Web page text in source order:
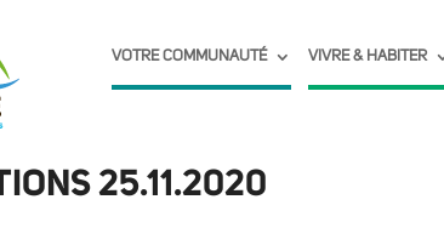
VOTRE COMMUNAUTÉ VIVRE & HABITER
25.11.2020